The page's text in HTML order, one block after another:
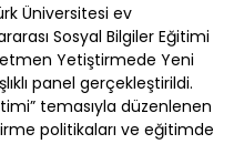
Üniversitesi ev
Sosyal Bilgiler Eğitimi
Yetiştirmede Yeni
panel gerçekleştirildi.
temasıyla düzenlenen
politikaları ve eğitimde